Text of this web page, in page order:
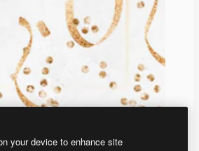
your device to enhance site